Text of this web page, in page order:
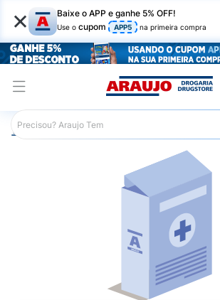
× Baixe o APP e ganhe 5% OFF!
Use o cupom APP5 na primeira compra
Araujo Medicamentos Remédios